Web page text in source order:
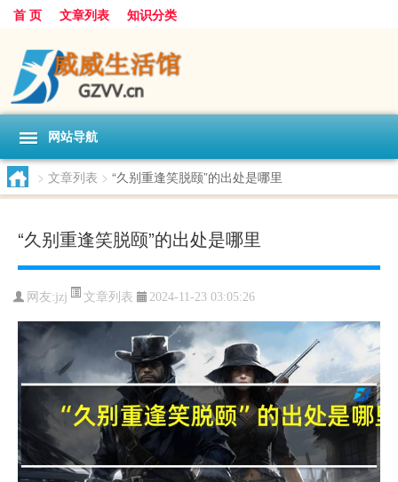
首 页 文章列表 知识分类
网站导航
> 文章列表 > “久别重逢笑脱颐”的出处是哪里
“久别重逢笑脱颐”的出处是哪里
网友:jzj 文章列表 2024-11-23 03:05:26